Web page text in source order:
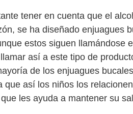
tener en cuenta que el
se ha diseñado enjuagues
estos siguen llamándose
así a este tipo de
de los enjuagues
así los niños los
les ayuda a mantener su